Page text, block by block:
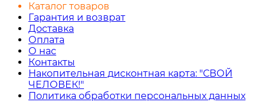
Каталог товаров
Гарантия и возврат
Доставка
Оплата
О нас
Контакты
Накопительная дисконтная карта: "СВОЙ
ЧЕЛОВЕК!"
Политика обработки персональных данных